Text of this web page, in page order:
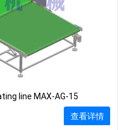
line MAX-AG-15
查看详情